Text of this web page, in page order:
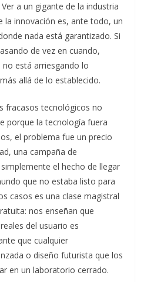
a un gigante de la industria
la innovación es, ante todo, un
nada está garantizado. Si
de vez en cuando,
está arriesgando lo
allá de lo establecido.
fracasos tecnológicos no
porque la tecnología fuera
el problema fue un precio
una campaña de
el hecho de llegar
que no estaba listo para
casos es una clase magistral
nos enseñan que
del usuario es
que cualquier
o diseño futurista que los
en un laboratorio cerrado.